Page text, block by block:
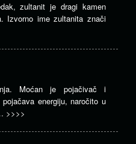
zultanit je dragi kamen
Izvorno ime zultanita znači
Moćan je pojačivač i
energiju, naročito u
>>>>